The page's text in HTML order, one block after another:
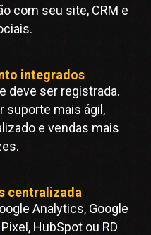
com seu site, CRM e
integrados
deve ser registrada.
suporte mais ágil,
e vendas mais
centralizada
Analytics, Google
HubSpot ou RD